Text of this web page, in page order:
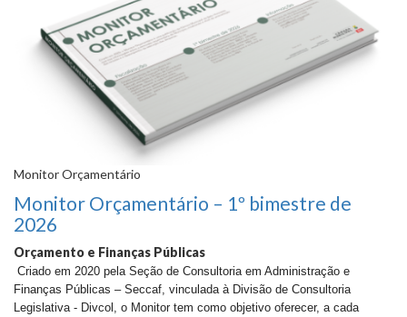
Monitor Orçamentário
Monitor Orçamentário – 1º bimestre de
2026
Orçamento e Finanças Públicas
Criado em 2020 pela Seção de Consultoria em Administração e
Finanças Públicas – Seccaf, vinculada à Divisão de Consultoria
Legislativa - Divcol, o Monitor tem como objetivo oferecer, a cada